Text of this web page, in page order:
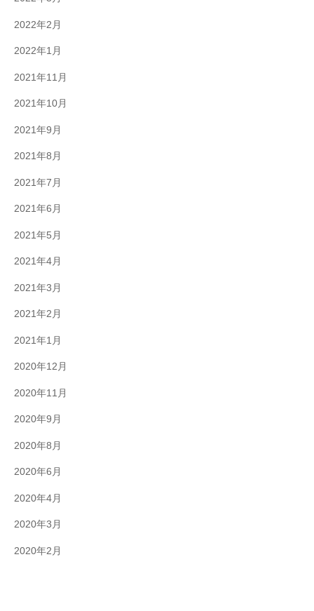
2022年2月
2022年1月
2021年11月
2021年10月
2021年9月
2021年8月
2021年7月
2021年6月
2021年5月
2021年4月
2021年3月
2021年2月
2021年1月
2020年12月
2020年11月
2020年9月
2020年8月
2020年6月
2020年4月
2020年3月
2020年2月